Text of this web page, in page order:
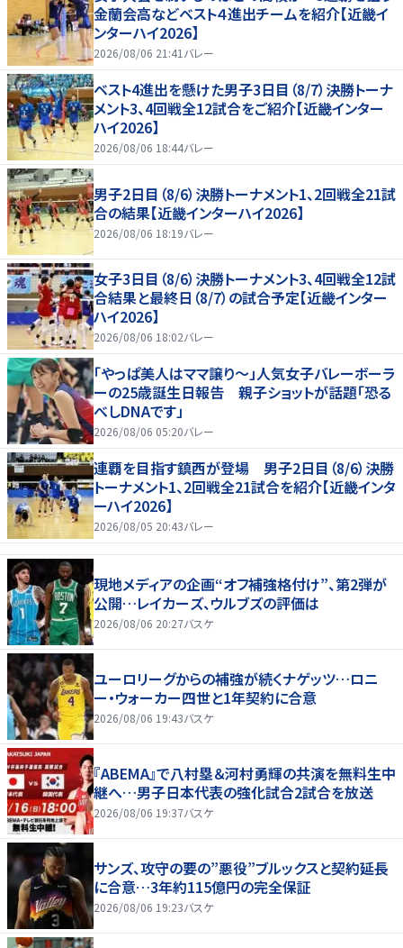
金蘭会高などベスト４進出チームを紹介【近畿イ
ンターハイ2026】
2026/08/06 21:41 バレー
ベスト4進出を懸けた男子3日目（8/7）決勝トーナ
メント3、4回戦全12試合をご紹介【近畿インター
ハイ2026】
2026/08/06 18:44バレー
男子2日目（8/6）決勝トーナメント1、2回戦全21試
合の結果【近畿インターハイ2026】
2026/08/06 18:19バレー
女子3日目（8/6）決勝トーナメント3、4回戦全12試
合結果と最終日（8/7）の試合予定【近畿インター
ハイ2026】
2026/08/06 18:02バレー
「やっぱ美人はママ譲り～」人気女子バレーボーラ
ーの25歳誕生日報告 親子ショットが話題「恐る
べしDNAです」
2026/08/06 05:20バレー
連覇を目指す鎮西が登場 男子2日目（8/6）決勝
トーナメント1、2回戦全21試合を紹介【近畿インタ
ーハイ2026】
2026/08/05 20:43バレー
現地メディアの企画“オフ補強格付け”、第2弾が
公開…レイカーズ、ウルブズの評価は
2026/08/06 20:27バスケ
ユーロリーグからの補強が続くナゲッツ…ロニ
ー・ウォーカー四世と1年契約に合意
2026/08/06 19:43バスケ
『ABEMA』で八村塁＆河村勇輝の共演を無料生中
継へ…男子日本代表の強化試合2試合を放送
2026/08/06 19:37バスケ
サンズ、攻守の要の”悪役”ブルックスと契約延長
に合意…3年約115億円の完全保証
2026/08/06 19:23バスケ